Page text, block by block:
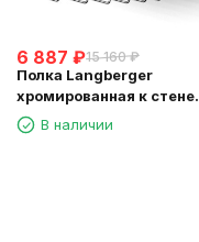
6 887 ₽15 160 ₽
Полка Langberger
хромированная к стене
одноэтажная 72560
В наличии